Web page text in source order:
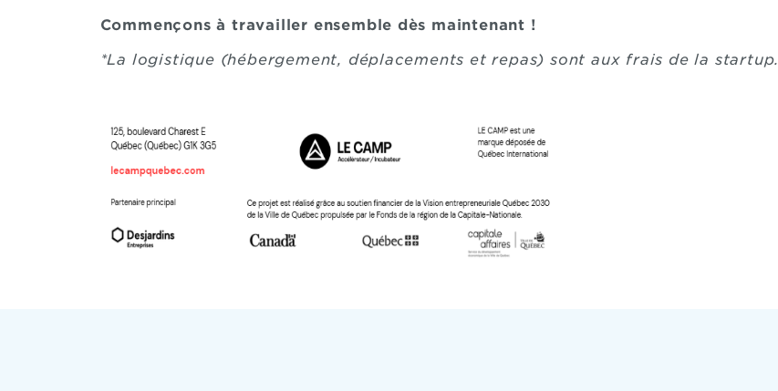
Commençons à travailler ensemble dès maintenant !
*La logistique (hébergement, déplacements et repas) sont aux frais de la startup.